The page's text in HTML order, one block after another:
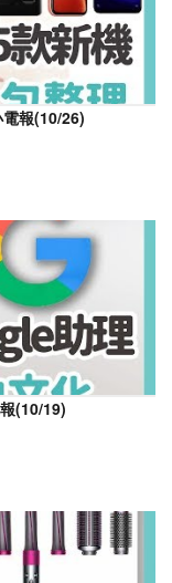
報(10/26)
(10/19)